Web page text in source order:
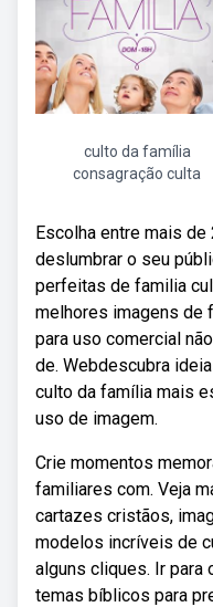
culto da família
consagração culta
Escolha entre mais
deslumbrar o seu
perfeitas de familia
melhores imagens de
para uso comercial
de. Webdescubra
culto da família mais
uso de imagem.
Crie momentos
familiares com. Veja
cartazes cristãos,
modelos incríveis de
alguns cliques. Ir para
temas bíblicos para